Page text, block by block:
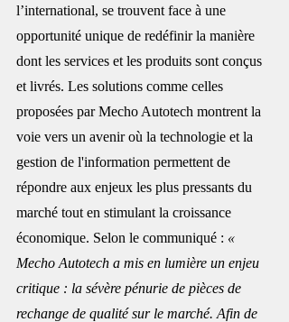
l’international, se trouvent face à une
opportunité unique de redéfinir la manière
dont les services et les produits sont conçus
et livrés. Les solutions comme celles
proposées par Mecho Autotech montrent la
voie vers un avenir où la technologie et la
gestion de l'information permettent de
répondre aux enjeux les plus pressants du
marché tout en stimulant la croissance
économique. Selon le communiqué : «
Mecho Autotech a mis en lumière un enjeu
critique : la sévère pénurie de pièces de
rechange de qualité sur le marché. Afin de